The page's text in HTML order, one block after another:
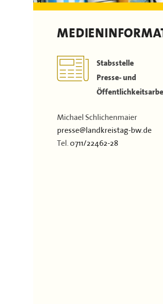
Dokumente &
Partner
43.
Landrätinnen &
Stabsstelle
Presse- und
Michael Schlichenmaier
presse@landkreistag-bw.de
Tel.0711/22462-28